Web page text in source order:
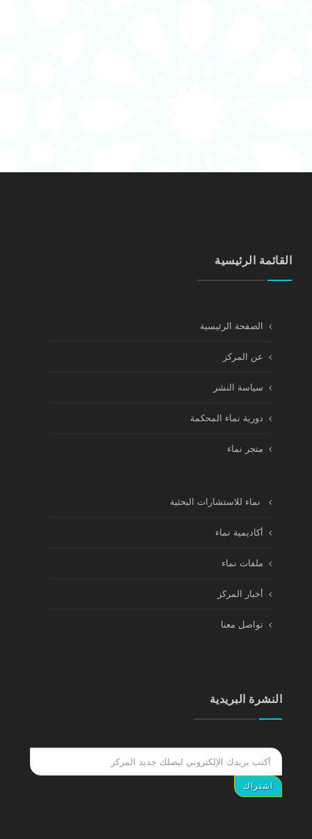
القائمة الرئيسية
الصفحة الرئيسية
عن المركز
سياسة النشر
دورية نماء المحكمة
متجر نماء
نماء للاستشارات البحثية
أكاديمية نماء
ملفات نماء
أخبار المركز
تواصل معنا
النشرة البريدية